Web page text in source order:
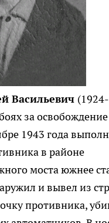
Васильевич
за освобождение
1943 года
в районе
моста южнее
и вывел из
противника,